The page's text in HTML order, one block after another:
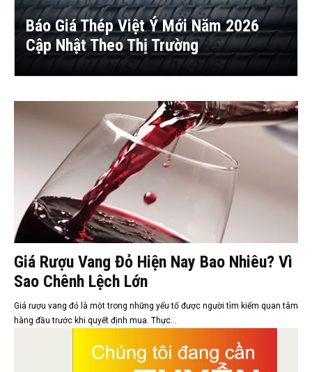
Báo Giá Thép Việt Ý Mới Năm 2026
Cập Nhật Theo Thị Trường
Giá Rượu Vang Đỏ Hiện Nay Bao Nhiêu? Vì
Sao Chênh Lệch Lớn
Giá rượu vang đỏ là một trong những yếu tố được người tìm kiếm quan tâm
hàng đầu trước khi quyết định mua. Thực...